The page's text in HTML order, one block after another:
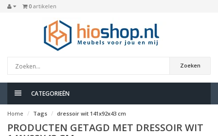
0 artikelen
Zoeken
CATEGORIEËN
Home Tags dressoir wit 141x92x43 cm
PRODUCTEN GETAGD MET DRESSOIR WIT